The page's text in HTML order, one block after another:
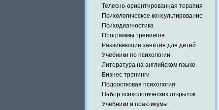
Телесно-ориентированная терапия
Психологическое консультирование
Психодиагностика
Программы тренингов
Развивающие занятия для детей
Учебники по психологии
Литература на английском языке
Бизнес-тренинги
Подростковая психология
Набор психологических открыток
Учебники и практикумы